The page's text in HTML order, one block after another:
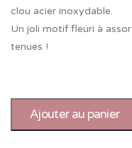
clou acier inoxydable.
Un joli motif fleuri à
tenues !
Ajouter au panier